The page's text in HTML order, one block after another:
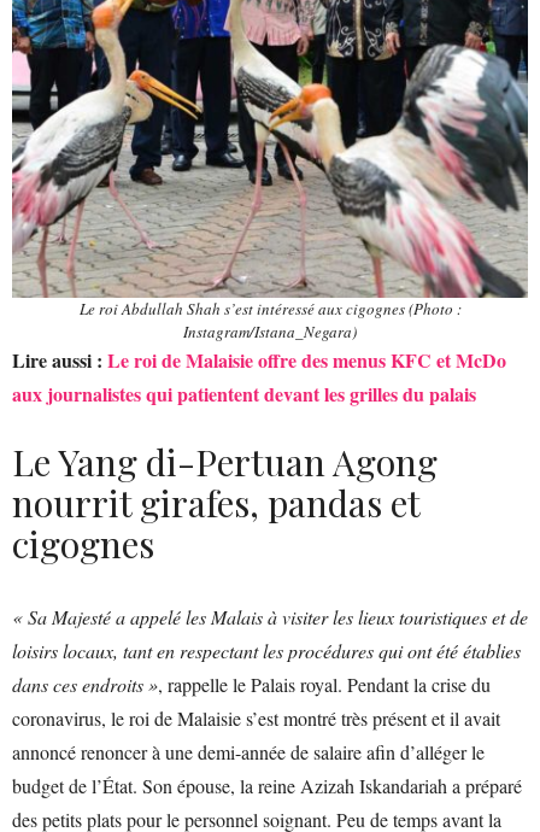
Le roi Abdullah Shah s’est intéressé aux cigognes (Photo :
Instagram/Istana_Negara)
Lire aussi : Le roi de Malaisie offre des menus KFC et McDo
aux journalistes qui patientent devant les grilles du palais
Le Yang di-Pertuan Agong
nourrit girafes, pandas et
cigognes
« Sa Majesté a appelé les Malais à visiter les lieux touristiques et de
loisirs locaux, tant en respectant les procédures qui ont été établies
dans ces endroits », rappelle le Palais royal. Pendant la crise du
coronavirus, le roi de Malaisie s’est montré très présent et il avait
annoncé renoncer à une demi-année de salaire afin d’alléger le
budget de l’État. Son épouse, la reine Azizah Iskandariah a préparé
des petits plats pour le personnel soignant. Peu de temps avant la